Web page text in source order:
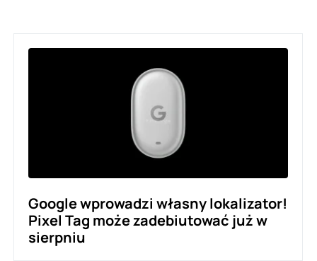
Google wprowadzi własny lokalizator!
Pixel Tag może zadebiutować już w
sierpniu